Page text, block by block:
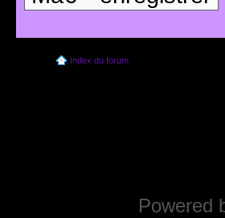
Index du forum
Powered